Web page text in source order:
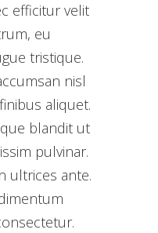
efficitur velit
eu
tristique.
nisl
aliquet.
blandit ut
pulvinar.
ultrices ante.